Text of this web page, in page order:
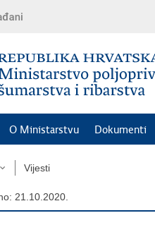
O Ministarstvu Dokumenti
Vijesti
21.10.2020.